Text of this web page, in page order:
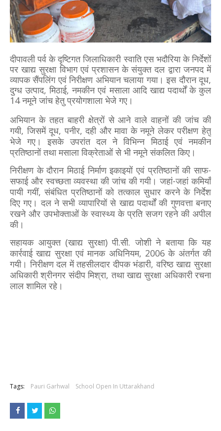
दीपावली पर्व के दृष्टिगत जिलाधिकारी स्वाति एस भदौरिया के निर्देशों
पर खाद्य सुरक्षा विभाग एवं प्रशासन के संयुक्त दल द्वारा जनपद में
व्यापक सैंपलिंग एवं निरीक्षण अभियान चलाया गया। इस दौरान दूध,
दुग्ध उत्पाद, मिठाई, नमकीन एवं मसाला आदि खाद्य पदार्थों के कुल
14 नमूने जांच हेतु प्रयोगशाला भेजे गए।
अभियान के तहत बाहरी क्षेत्रों से आने वाले वाहनों की जांच की
गयी, जिसमें दूध, पनीर, दही और मावा के नमूने लेकर परीक्षण हेतु
भेजे गए। इसके उपरांत दल ने विभिन्न मिठाई एवं नमकीन
प्रतिष्ठानों तथा मसाला विक्रेताओं से भी नमूने संकलित किए।
निरीक्षण के दौरान मिठाई निर्माण इकाइयों एवं प्रतिष्ठानों की साफ-
सफाई और स्वच्छता व्यवस्था की जांच की गयी। जहां-जहां कमियाँ
पायी गयीं, संबंधित प्रतिष्ठानों को तत्काल सुधार करने के निर्देश
दिए गए। दल ने सभी व्यापारियों से खाद्य पदार्थों की गुणवत्ता बनाए
रखने और उपभोक्ताओं के स्वास्थ्य के प्रति सजग रहने की अपील
की।
सहायक आयुक्त (खाद्य सुरक्षा) पी.सी. जोशी ने बताया कि यह
कार्रवाई खाद्य सुरक्षा एवं मानक अधिनियम, 2006 के अंतर्गत की
गयी। निरीक्षण दल में तहसीलदार दीपक भंडारी, वरिष्ठ खाद्य सुरक्षा
अधिकारी श्रीनगर संदीप मिश्रा, तथा खाद्य सुरक्षा अधिकारी रचना
लाल शामिल रहे।
Tags: Pauri Garhwal School Open In Uttarakhand